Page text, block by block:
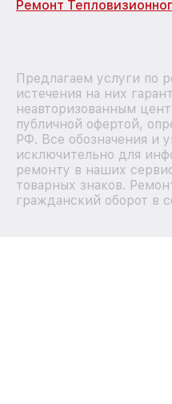
Ремонт
Предлагаем услуги по
истечения на них
неавторизованным
публичной офертой,
РФ. Все обозначения и
исключительно для
ремонту в наших
товарных знаков.
гражданский оборот в